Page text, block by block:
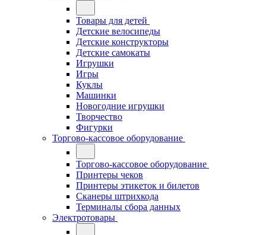
Товары для детей
Детские велосипеды
Детские конструкторы
Детские самокаты
Игрушки
Игры
Куклы
Машинки
Новогодние игрушки
Творчество
Фигурки
Торгово-кассовое оборудование
Торгово-кассовое оборудование
Принтеры чеков
Принтеры этикеток и билетов
Сканеры штрихкода
Терминалы сбора данных
Электротовары